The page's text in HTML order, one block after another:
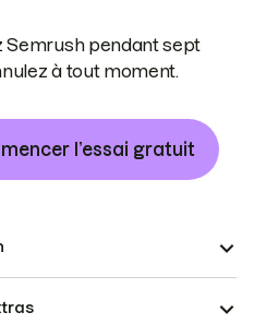
Semrush pendant sept
à tout moment.
l’essai gratuit